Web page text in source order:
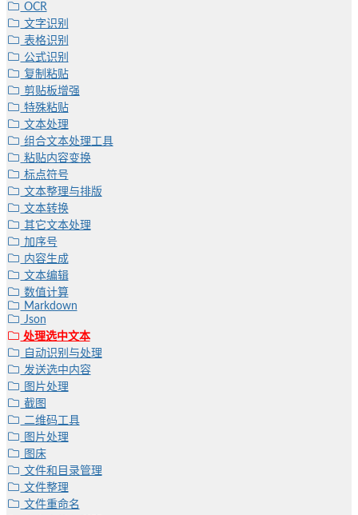
OCR
文字识别
表格识别
公式识别
复制粘贴
剪贴板增强
特殊粘贴
文本处理
组合文本处理工具
粘贴内容变换
标点符号
文本整理与排版
文本转换
其它文本处理
加序号
内容生成
文本编辑
数值计算
Markdown
Json
处理选中文本
自动识别与处理
发送选中内容
图片处理
截图
二维码工具
图片处理
图床
文件和目录管理
文件整理
文件重命名